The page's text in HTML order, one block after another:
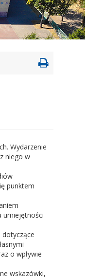
Drukowanie
Wydarzenie
niego w
punktem
umiejętności
dotyczące
o wpływie
wskazówki,